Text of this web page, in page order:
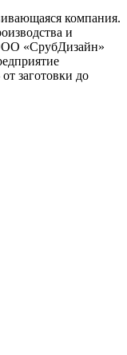
компания.
и
«СрубДизайн»
заготовки до